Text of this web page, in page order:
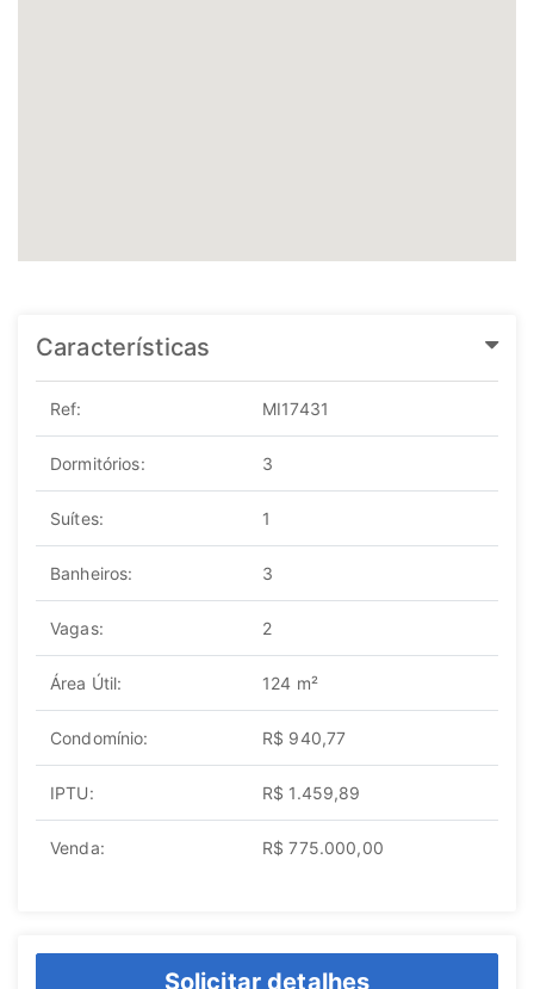
Características
Ref: MI17431
Dormitórios: 3
Suítes: 1
Banheiros: 3
Vagas: 2
Área Útil: 124 m²
Condomínio: R$ 940,77
IPTU: R$ 1.459,89
Venda: R$ 775.000,00
Solicitar detalhes